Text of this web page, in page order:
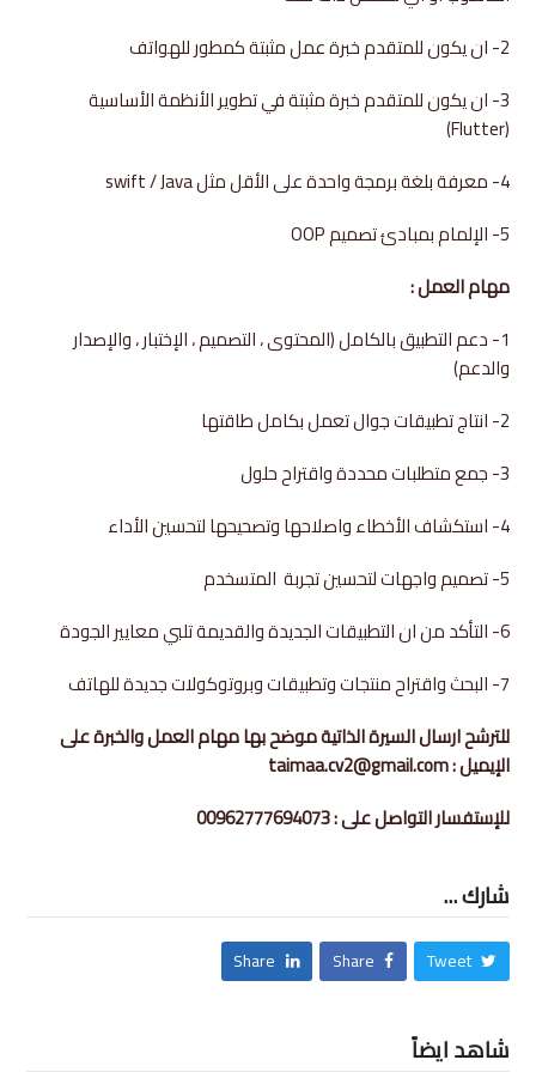
2- ان يكون للمتقدم خبرة عمل مثبتة كمطور للهواتف
3- ان يكون للمتقدم خبرة مثبتة في تطوير الأنظمة الأساسية
(Flutter)
4- معرفة بلغة برمجة واحدة على الأقل مثل swift / Java
5- الإلمام بمبادئ تصميم OOP
مهام العمل :
1- دعم التطبيق بالكامل (المحتوى ، التصميم ، الإختبار ، والإصدار
والدعم)
2- انتاج تطبيقات جوال تعمل بكامل طاقتها
3- جمع متطلبات محددة واقتراح حلول
4- استكشاف الأخطاء واصلاحها وتصحيحها لتحسين الأداء
5- تصميم واجهات لتحسين تجربة المتسخدم
6- التأكد من ان التطبيقات الجديدة والقديمة تلبي معايير الجودة
7- البحث واقتراح منتجات وتطبيقات وبروتوكولات جديدة للهاتف
للترشح ارسال السيرة الذاتية موضح بها مهام العمل والخبرة على
الإيميل : taimaa.cv2@gmail.com
للإستفسار التواصل على : 00962777694073
شارك ...
Tweet
Share
Share
شاهد ايضاً